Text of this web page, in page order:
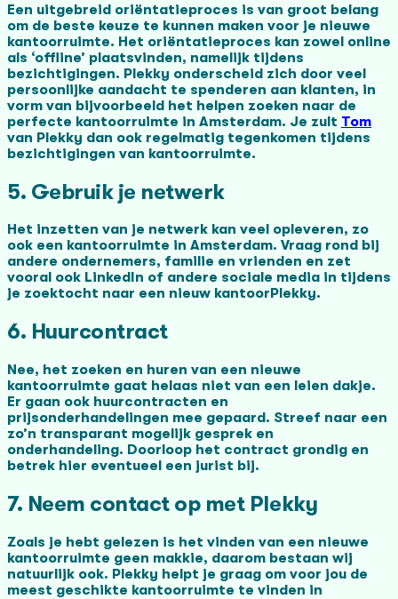
Een uitgebreid oriëntatieproces is van groot belang
om de beste keuze te kunnen maken voor je nieuwe
kantoorruimte. Het oriëntatieproces kan zowel online
als ‘offline’ plaatsvinden, namelijk tijdens
bezichtigingen. Plekky onderscheid zich door veel
persoonlijke aandacht te spenderen aan klanten, in
vorm van bijvoorbeeld het helpen zoeken naar de
perfecte kantoorruimte in Amsterdam. Je zult Tom
van Plekky dan ook regelmatig tegenkomen tijdens
bezichtigingen van kantoorruimte.
5. Gebruik je netwerk
Het inzetten van je netwerk kan veel opleveren, zo
ook een kantoorruimte in Amsterdam. Vraag rond bij
andere ondernemers, familie en vrienden en zet
vooral ook LinkedIn of andere sociale media in tijdens
je zoektocht naar een nieuw kantoorPlekky.
6. Huurcontract
Nee, het zoeken en huren van een nieuwe
kantoorruimte gaat helaas niet van een leien dakje.
Er gaan ook huurcontracten en
prijsonderhandelingen mee gepaard. Streef naar een
zo’n transparant mogelijk gesprek en
onderhandeling. Doorloop het contract grondig en
betrek hier eventueel een jurist bij.
7. Neem contact op met Plekky
Zoals je hebt gelezen is het vinden van een nieuwe
kantoorruimte geen makkie, daarom bestaan wij
natuurlijk ook. Plekky helpt je graag om voor jou de
meest geschikte kantoorruimte te vinden in